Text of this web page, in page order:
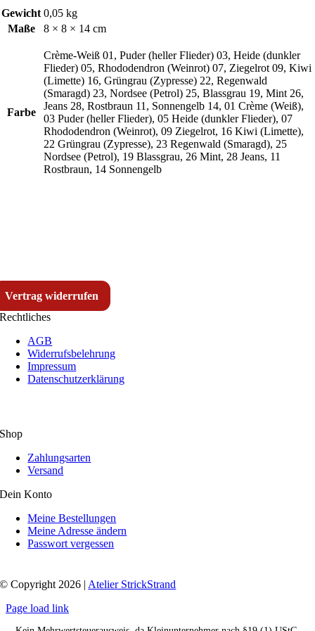
Gewicht 0,05 kg
Maße
8 × 8 × 14 cm
Farbe
Crème-Weiß 01, Puder (heller Flieder) 03, Heide (dunkler
Flieder) 05, Rhododendron (Weinrot) 07, Ziegelrot 09, Kiwi
(Limette) 16, Grüngrau (Zypresse) 22, Regenwald
(Smaragd) 23, Nordsee (Petrol) 25, Blassgrau 19, Mint 26,
Jeans 28, Rostbraun 11, Sonnengelb 14, 01 Crème (Weiß),
03 Puder (heller Flieder), 05 Heide (dunkler Flieder), 07
Rhododendron (Weinrot), 09 Ziegelrot, 16 Kiwi (Limette),
22 Grüngrau (Zypresse), 23 Regenwald (Smaragd), 25
Nordsee (Petrol), 19 Blassgrau, 26 Mint, 28 Jeans, 11
Rostbraun, 14 Sonnengelb
Vertrag widerrufen
Rechtliches
AGB
Widerrufsbelehrung
Impressum
Datenschutzerklärung
Shop
Zahlungsarten
Versand
Dein Konto
Meine Bestellungen
Meine Adresse ändern
Passwort vergessen
© Copyright 2026 | Atelier StrickStrand
Page load link